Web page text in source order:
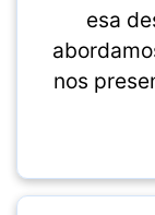
esa
nos